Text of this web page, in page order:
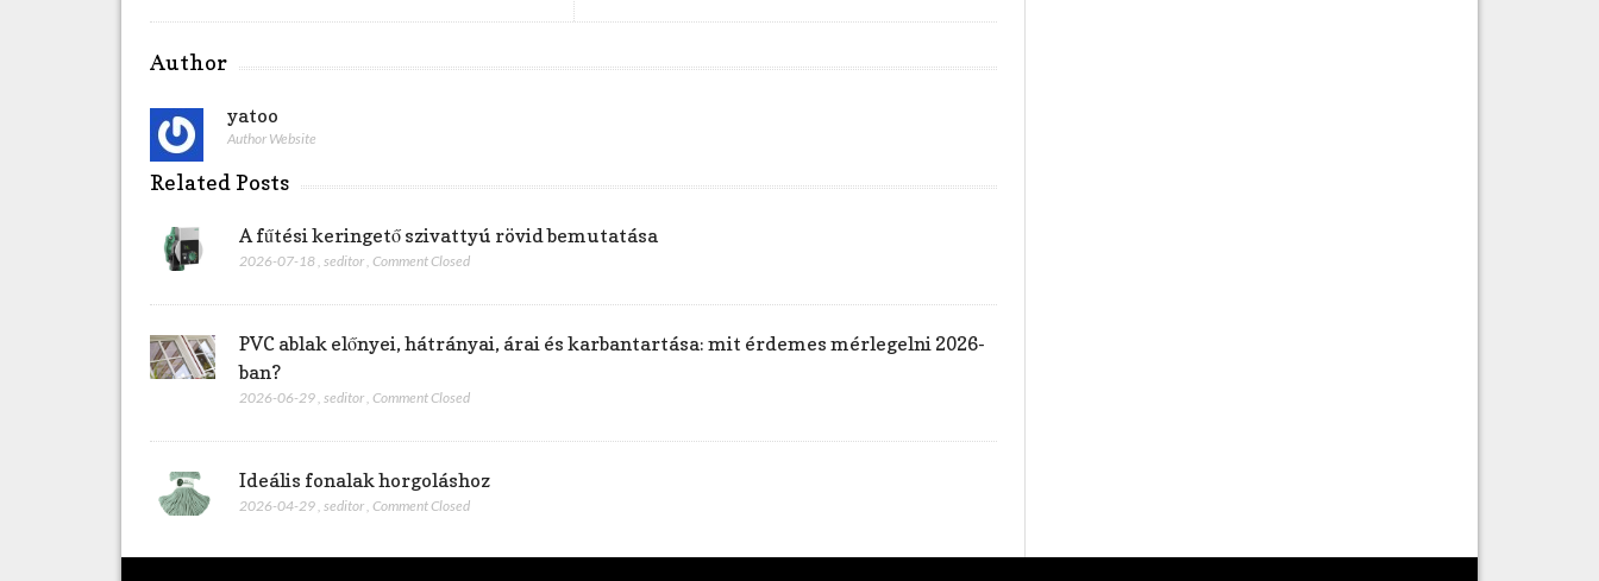
z
r
l
?
e
g
é
s
h
z
Author
yatoo
Author Website
Related Posts
A fűtési keringető szivattyú rövid bemutatása
2026-07-18 seditor ,Comment Closed
PVC ablak előnyei, hátrányai, árai és karbantartása: mit érdemes mérlegelni 2026-
ban?
2026-06-29,seditor,Comment Closed
Ideális fonalak horgoláshoz
2026-04-29,seditor,Comment Closed